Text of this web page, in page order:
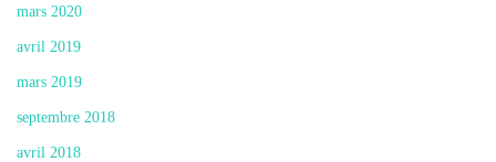
mars 2020
avril 2019
mars 2019
septembre 2018
avril 2018